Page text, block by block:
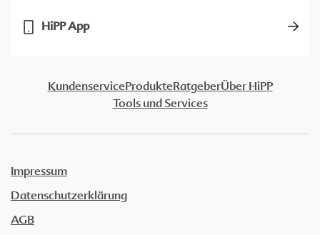
HiPP App
KundenserviceProdukteRatgeberÜber HiPP
Tools und Services
Impressum
Datenschutzerklärung
AGB